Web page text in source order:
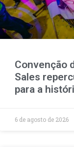
Convenção
Sales
para a
6 de agosto de 2026